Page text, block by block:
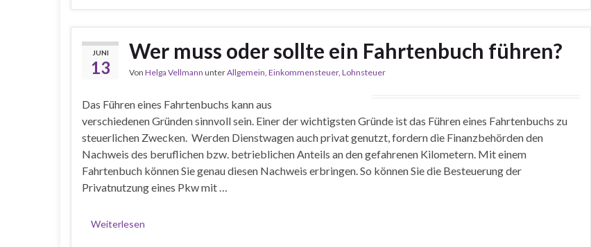
JUNI
13
Wer muss oder sollte ein Fahrtenbuch führen?
Von Helga Vellmann unterAllgemein, Einkommensteuer, Lohnsteuer
Das Führen eines Fahrtenbuchs kann aus
verschiedenen Gründen sinnvoll sein. Einer der wichtigsten Gründe ist das Führen eines Fahrtenbuchs zu
steuerlichen Zwecken. Werden Dienstwagen auch privat genutzt, fordern die Finanzbehörden den
Nachweis des beruflichen bzw. betrieblichen Anteils an den gefahrenen Kilometern. Mit einem
Fahrtenbuch können Sie genau diesen Nachweis erbringen. So können Sie die Besteuerung der
Privatnutzung eines Pkw mit …
Weiterlesen